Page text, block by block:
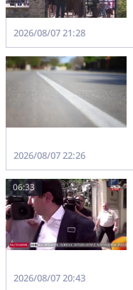
2026/08/07 21:28
2026/08/07 22:26
06:33
2026/08/07 20:43